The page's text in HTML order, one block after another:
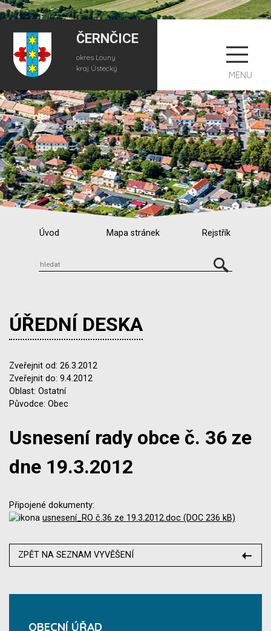
ČERNČICE
okres Louny
kraj Ústecký
MENU
Úvod Mapa stránek Rejstřík
ÚŘEDNÍ DESKA
Zveřejnit od: 26.3.2012
Zveřejnit do: 9.4.2012
Oblast: Ostatní
Původce: Obec
Usnesení rady obce č. 36 ze
dne 19.3.2012
Připojené dokumenty:
usnesení_RO č.36 ze 19.3.2012.doc (DOC 236 kB)
ZPĚT NA SEZNAM VYVĚŠENÍ
OBECNÍ ÚŘAD